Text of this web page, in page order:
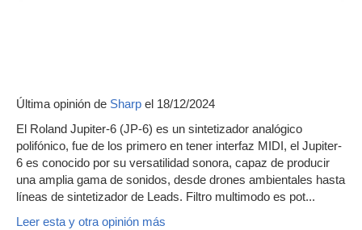
Última opinión de Sharp el 18/12/2024
El Roland Jupiter-6 (JP-6) es un sintetizador analógico
polifónico, fue de los primero en tener interfaz MIDI, el Jupiter-
6 es conocido por su versatilidad sonora, capaz de producir
una amplia gama de sonidos, desde drones ambientales hasta
líneas de sintetizador de Leads. Filtro multimodo es pot...
Leer esta y otra opinión más